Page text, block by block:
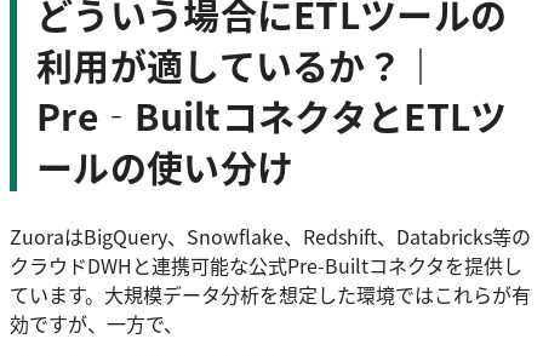
どういう場合にETLツールの
利用が適しているか？｜
Pre‑BuiltコネクタとETLツ
ールの使い分け
ZuoraはBigQuery、Snowflake、Redshift、Databricks等の
クラウドDWHと連携可能な公式Pre-Builtコネクタを提供し
ています。大規模データ分析を想定した環境ではこれらが有
効ですが、一方で、